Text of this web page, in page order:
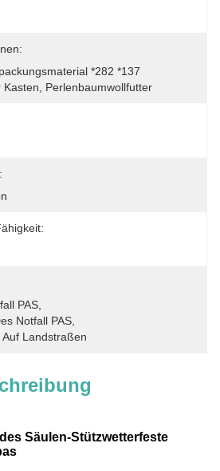
*282 *137
Perlenbaumwollfutter
PAS
Notfall PAS
Auf Landstraßen
Säulen-Stützwetterfeste